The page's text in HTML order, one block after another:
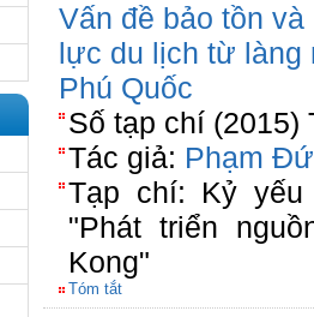
Vấn đề bảo tồn
lực du lịch từ làng
Phú Quốc
Số tạp chí (2015)
Tác giả: Phạm
Tạp chí: Kỷ
"Phát triển
Kong"
Tóm tắt